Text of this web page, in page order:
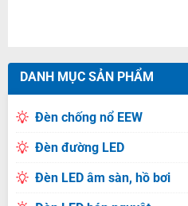
DANH MỤC SẢN PHẨM
Đèn chống nổ EEW
Đèn đường LED
Đèn LED âm sàn, hồ bơi